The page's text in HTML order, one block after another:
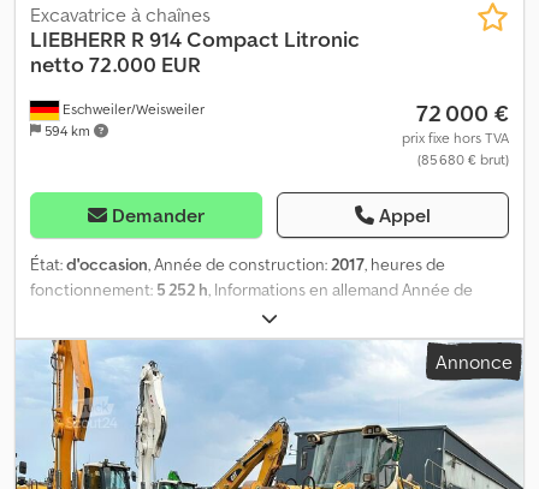
Eschweiler/Weisweiler
594 km
Excavatrice à chaînes
LIEBHERR R 914 Compact Litronic
netto 72.000 EUR
72 000 €
prix fixe hors TVA
(85 680 € brut)
Demander Appel
État:d'occasion, Année de construction: 2017, heures de
fonctionnement: 5 252 h , Informations en allemand Année de
fabrication : 2017, 5 252 heures, poids total : 17 500 kg, poids de
transport : environ 16 000 kg, flèche télescopique, puissance du
moteur : 80 kW, système de changement rapide Verachtert
CW20/30 hydraulique, 1 godet inclus (d’autres godets disponibles
en stock), circuit hydraulique complet, support de lame, patins en
caoutchouc, cabine confortable avec climatisation. Sous réserve
de vente et d’erreurs. Informations complémentaires Type : pelle
Annonce